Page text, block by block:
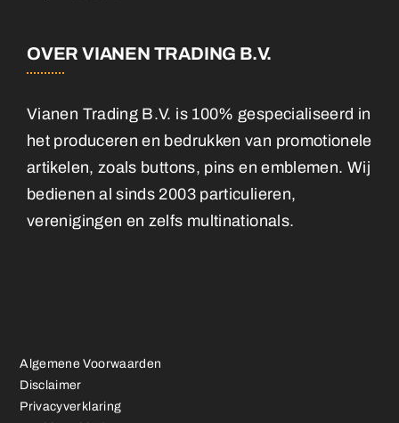
OVER VIANEN TRADING B.V.
Vianen Trading B.V. is 100% gespecialiseerd in
het produceren en bedrukken van promotionele
artikelen, zoals buttons, pins en emblemen. Wij
bedienen al sinds 2003 particulieren,
verenigingen en zelfs multinationals.
Algemene Voorwaarden
Disclaimer
Privacyverklaring